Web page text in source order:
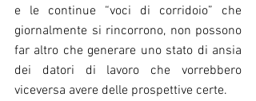
e le continue “voci di corridoio” che
giornalmente si rincorrono, non possono
far altro che generare uno stato di ansia
dei datori di lavoro che vorrebbero
viceversa avere delle prospettive certe.